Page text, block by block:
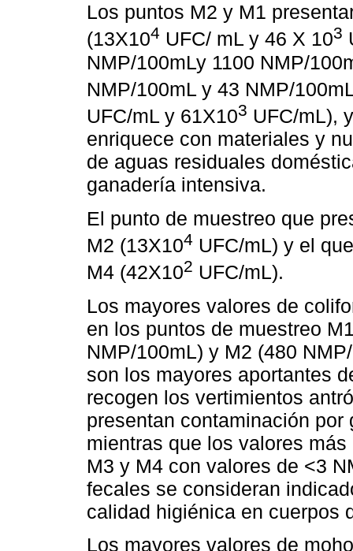
Los puntos M2 y M1
(13X104 UFC/ mL y 46 X 103
NMP/100mLy 1100 NMP/
NMP/100mL y 43 NMP/
UFC/mL y 61X103 UFC/mL),
enriquece con materiales y
de aguas residuales
ganadería intensiva.
El punto de muestreo que
M2 (13X104 UFC/mL) y el
M4 (42X102 UFC/mL).
Los mayores valores de
en los puntos de muestreo
NMP/100mL) y M2 (480
son los mayores aportantes
recogen los vertimientos
presentan contaminación
mientras que los valores
M3 y M4 con valores de <3
fecales se consideran
calidad higiénica en cuerpos
Los mayores valores de